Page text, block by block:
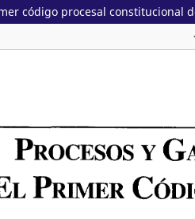
código procesal constitucional